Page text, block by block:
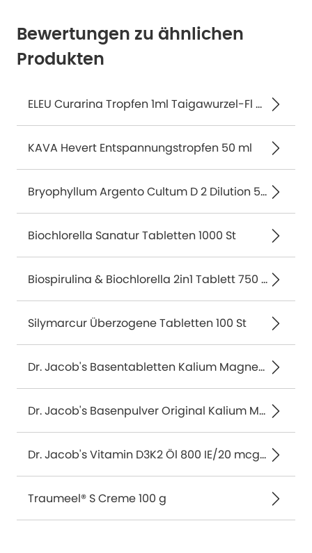
Bewertungen zu ähnlichen
Produkten
ELEU Curarina Tropfen 1ml Taigawurzel-Fl 50 ml
KAVA Hevert Entspannungstropfen 50 ml
Bryophyllum Argento Cultum D 2 Dilution 50 ml
Biochlorella Sanatur Tabletten 1000 St
Biospirulina & Biochlorella 2in1 Tablett 750 St
Silymarcur Überzogene Tabletten 100 St
Dr. Jacob's Basentabletten Kalium Magnesium Calcium Citrat 250 St
Dr. Jacob's Basenpulver Original Kalium Magnesium Calcium 300 g
Dr. Jacob's Vitamin D3K2 Öl 800 IE/20 mcg D3+K2 640 Tropfen 20 ml
Traumeel® S Creme 100 g